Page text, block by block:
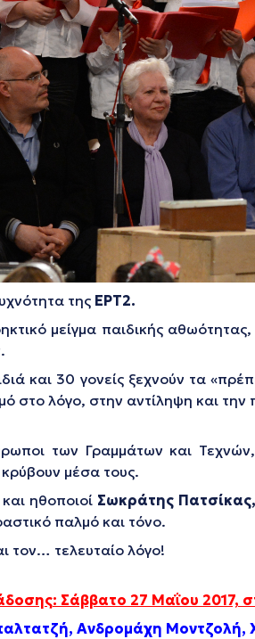
της ΕΡΤ2.
μείγμα παιδικής
και 30 γονείς ξεχνούν τα
στο λόγο, στην αντίληψη και
των Γραμμάτων και
μέσα τους.
ηθοποιοί Σωκράτης
παλμό και τόνο.
τον… τελευταίο λόγο!
Σάββατο 27 Μαΐου 2017,
Ανδρομάχη